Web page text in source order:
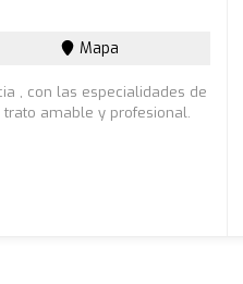
Mapa
, con las especialidades de
amable y profesional.